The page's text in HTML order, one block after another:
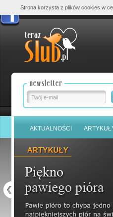
AKTUALNOŚCI
Strona korzysta z plików cookies w